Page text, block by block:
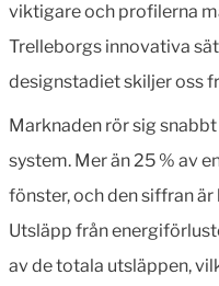
viktigare och profilerna
Trelleborgs innovativa
designstadiet skiljer oss
Marknaden rör sig
system. Mer än 25 % av
fönster, och den siffran
Utsläpp från
av de totala utsläppen,